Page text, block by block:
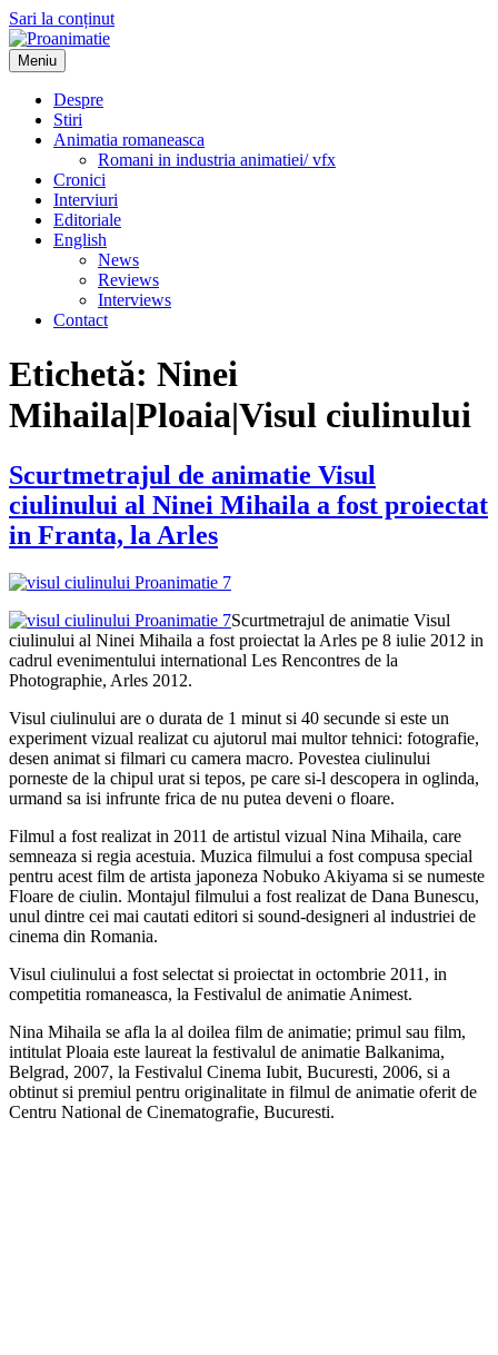
Sari la conținut
Proanimatie
Stiri despre filme de animatie
Meniu
Despre
Stiri
Animatia romaneasca
Romani in industria animatiei/ vfx
Cronici
Interviuri
Editoriale
English
News
Reviews
Interviews
Contact
Etichetă: Ninei
Mihaila|Ploaia|Visul ciulinului
Scurtmetrajul de animatie Visul
ciulinului al Ninei Mihaila a fost proiectat
in Franta, la Arles
Scurtmetrajul de animatie Visul
ciulinului al Ninei Mihaila a fost proiectat la Arles pe 8 iulie 2012 in
cadrul evenimentului international Les Rencontres de la
Photographie, Arles 2012.
Visul ciulinului are o durata de 1 minut si 40 secunde si este un
experiment vizual realizat cu ajutorul mai multor tehnici: fotografie,
desen animat si filmari cu camera macro. Povestea ciulinului
porneste de la chipul urat si tepos, pe care si-l descopera in oglinda,
urmand sa isi infrunte frica de nu putea deveni o floare.
Filmul a fost realizat in 2011 de artistul vizual Nina Mihaila, care
semneaza si regia acestuia. Muzica filmului a fost compusa special
pentru acest film de artista japoneza Nobuko Akiyama si se numeste
Floare de ciulin. Montajul filmului a fost realizat de Dana Bunescu,
unul dintre cei mai cautati editori si sound-designeri al industriei de
cinema din Romania.
Visul ciulinului a fost selectat si proiectat in octombrie 2011, in
competitia romaneasca, la Festivalul de animatie Animest.
Nina Mihaila se afla la al doilea film de animatie; primul sau film,
intitulat Ploaia este laureat la festivalul de animatie Balkanima,
Belgrad, 2007, la Festivalul Cinema Iubit, Bucuresti, 2006, si a
obtinut si premiul pentru originalitate in filmul de animatie oferit de
Centru National de Cinematografie, Bucuresti.